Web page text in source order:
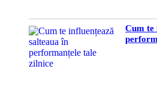
Cum te